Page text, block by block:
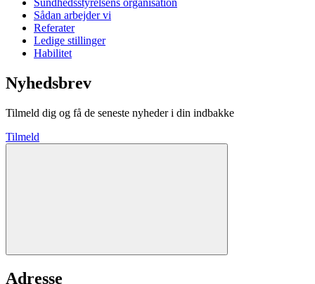
Sundhedsstyrelsens organisation
Sådan arbejder vi
Referater
Ledige stillinger
Habilitet
Nyhedsbrev
Tilmeld dig og få de seneste nyheder i din indbakke
Tilmeld
Adresse